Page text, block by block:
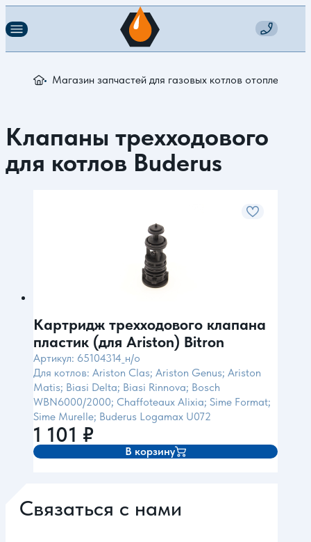
Магазин запчастей для газовых котлов отопления
Клапаны трехходового
для котлов Buderus
Картридж трехходового клапана
пластик (для Ariston) Bitron
Артикул: 65104314_н/о
Для котлов: Ariston Clas; Ariston Genus; Ariston
Matis; Biasi Delta; Biasi Rinnova; Bosch
WBN6000/2000; Chaffoteaux Alixia; Sime Format;
Sime Murelle; Buderus Logamax U072
1 101 ₽
В корзину
Связаться с нами